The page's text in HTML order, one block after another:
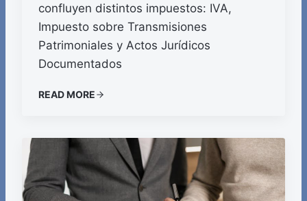
confluyen distintos impuestos: IVA,
Impuesto sobre Transmisiones
Patrimoniales y Actos Jurídicos
Documentados
READ MORE